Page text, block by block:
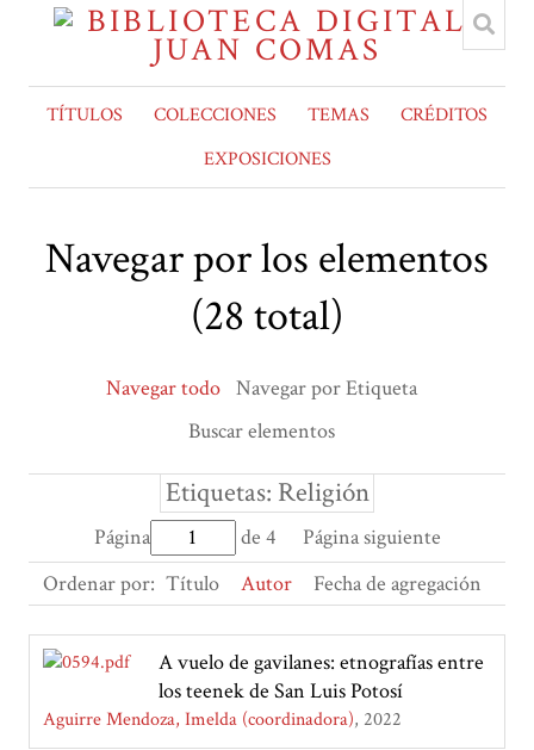
TÍTULOS COLECCIONES TEMAS
CRÉDITOS
EXPOSICIONES
Navegar por los elementos
(28 total)
Navegar todo Navegar por Etiqueta
Buscar elementos
Etiquetas: Religión
Página de 4
Página siguiente
Ordenar por: Título Autor Fecha de agregación
A vuelo de gavilanes: etnografías entre
los teenek de San Luis Potosí
Aguirre Mendoza, Imelda (coordinadora) 2022